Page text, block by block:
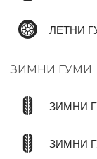
ЛЕТНИ
ЗИМНИ ГУМИ
ЗИМНИ
ЗИМНИ